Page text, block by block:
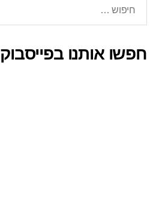
חפשו אותנו בפייסבוק